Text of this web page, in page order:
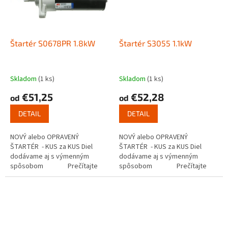
Štartér S0678PR 1.8kW
Skladom (1 ks)
od €51,25
DETAIL
NOVÝ alebo OPRAVENÝ
ŠTARTÉR - KUS za KUS Diel
dodávame aj s výmenným
spôsobom Prečítajte
si ako funguje...
Štartér S3055 1.1kW
Skladom (1 ks)
od €52,28
DETAIL
NOVÝ alebo OPRAVENÝ
ŠTARTÉR - KUS za KUS Diel
dodávame aj s výmenným
spôsobom Prečítajte
si ako funguje...